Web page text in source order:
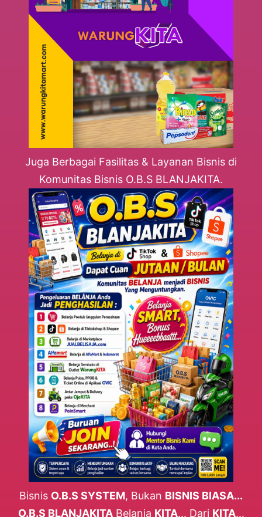
Juga Berbagai Fasilitas & Layanan Bisnis di
Komunitas Bisnis O.B.S BLANJAKITA.
Bisnis O.B.S SYSTEM, Bukan BISNIS BIASA...
O.B.S BLANJAKITABelanja KITA... Dari KITA...